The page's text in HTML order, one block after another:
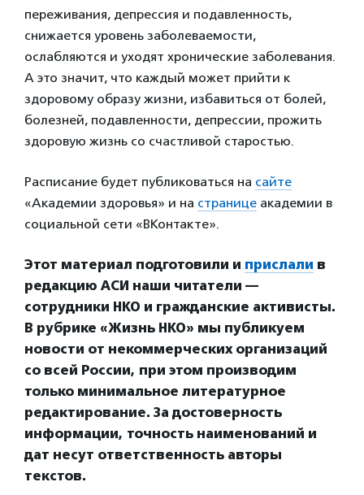
переживания, депрессия и подавленность,
снижается уровень заболеваемости,
ослабляются и уходят хронические заболевания.
А это значит, что каждый может прийти к
здоровому образу жизни, избавиться от болей,
болезней, подавленности, депрессии, прожить
здоровую жизнь со счастливой старостью.
Расписание будет публиковаться на сайте
«Академии здоровья» и на странице академии в
социальной сети «ВКонтакте».
Этот материал подготовили и прислали в
редакцию АСИ наши читатели —
сотрудники НКО и гражданские активисты.
В рубрике «Жизнь НКО» мы публикуем
новости от некоммерческих организаций
со всей России, при этом производим
только минимальное литературное
редактирование. За достоверность
информации, точность наименований и
дат несут ответственность авторы
текстов.